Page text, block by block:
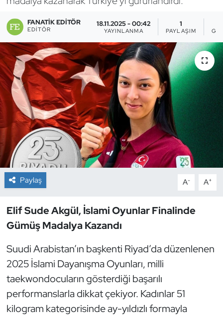
FANATIK EDITÖR
EDITÖR
18.11.2025 - 00:42
YAYINLANMA
1
PAYLAŞIM
Paylaş A- A+
Elif Sude Akgül, İslami Oyunlar Finalinde
Gümüş Madalya Kazandı
Suudi Arabistan’ın başkenti Riyad’da düzenlenen
2025 İslami Dayanışma Oyunları, milli
taekwondocuların gösterdiği başarılı
performanslarla dikkat çekiyor. Kadınlar 51
kilogram kategorisinde ay-yıldızlı formayla
Briç
Buz Hokeyi
Buz Pateni
Çim Hokeyi
Cimnastik
Curling
Dağcılık
Dövüş Sanatı
E-Spor
Eskrim
Futbol